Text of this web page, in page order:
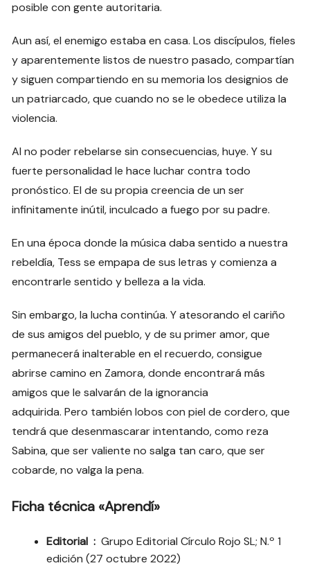
posible con gente autoritaria.
Aun así, el enemigo estaba en casa. Los discípulos, fieles
y aparentemente listos de nuestro pasado, compartían
y siguen compartiendo en su memoria los designios de
un patriarcado, que cuando no se le obedece utiliza la
violencia.
Al no poder rebelarse sin consecuencias, huye. Y su
fuerte personalidad le hace luchar contra todo
pronóstico. El de su propia creencia de un ser
infinitamente inútil, inculcado a fuego por su padre.
En una época donde la música daba sentido a nuestra
rebeldía, Tess se empapa de sus letras y comienza a
encontrarle sentido y belleza a la vida.
Sin embargo, la lucha continúa. Y atesorando el cariño
de sus amigos del pueblo, y de su primer amor, que
permanecerá inalterable en el recuerdo, consigue
abrirse camino en Zamora, donde encontrará más
amigos que le salvarán de la ignorancia
adquirida. Pero también lobos con piel de cordero, que
tendrá que desenmascarar intentando, como reza
Sabina, que ser valiente no salga tan caro, que ser
cobarde, no valga la pena.
Ficha técnica «Aprendí»
Editorial ‏ : ‎Grupo Editorial Círculo Rojo SL; N.º 1
edición (27 octubre 2022)